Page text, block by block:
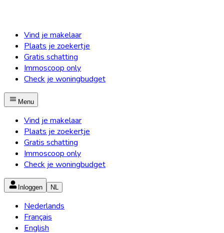
Vind je makelaar
Plaats je zoekertje
Gratis schatting
Immoscoop only
Check je woningbudget
Menu
Vind je makelaar
Plaats je zoekertje
Gratis schatting
Immoscoop only
Check je woningbudget
Inloggen NL
Nederlands
Français
English